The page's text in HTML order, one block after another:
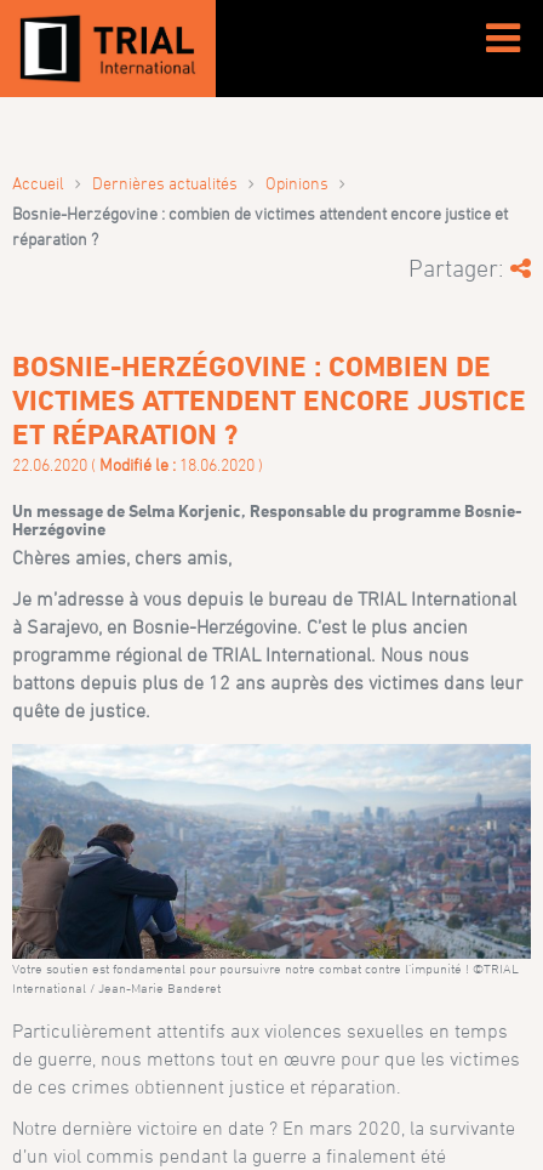
Accueil › Dernières actualités › Opinions ›
Bosnie-Herzégovine : combien de victimes attendent encore justice et
réparation ?
Partager:
BOSNIE-HERZÉGOVINE : COMBIEN DE
VICTIMES ATTENDENT ENCORE JUSTICE
ET RÉPARATION ?
22.06.2020 ( Modifié le : 18.06.2020 )
Un message de Selma Korjenic, Responsable du programme Bosnie-
Herzégovine
Chères amies, chers amis,
Je m’adresse à vous depuis le bureau de TRIAL International
à Sarajevo, en Bosnie-Herzégovine. C’est le plus ancien
programme régional de TRIAL International. Nous nous
battons depuis plus de 12 ans auprès des victimes dans leur
quête de justice.
Votre soutien est fondamental pour poursuivre notre combat contre l’impunité ! ©TRIAL
International / Jean-Marie Banderet
Particulièrement attentifs aux violences sexuelles en temps
de guerre, nous mettons tout en œuvre pour que les victimes
de ces crimes obtiennent justice et réparation.
Notre dernière victoire en date ? En mars 2020, la survivante
d’un viol commis pendant la guerre a finalement été